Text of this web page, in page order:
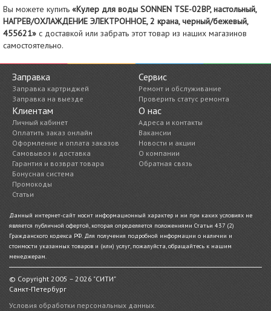
Вы можете купить «Кулер для воды SONNEN TSE-02BP, настольный,
НАГРЕВ/ОХЛАЖДЕНИЕ ЭЛЕКТРОННОЕ, 2 крана, черный/бежевый,
455621» с доставкой или забрать этот товар из наших магазинов
самостоятельно.
Заправка
Заправка картриджей
Заправка на выезде
Сервис
Ремонт и обслуживание
Проверить статус ремонта
Клиентам
Личный кабинет
Оплатить заказ онлайн
Оформление и оплата заказов
Самовывоз и доставка
Гарантия и возврат товара
Бонусная система
Промокоды
Статьи
О нас
Адреса и контакты
Вакансии
Новости и акции
О компании
Обратная связь
Данный интернет-сайт носит информационный характер и ни при каких условиях не
является публичной офертой, которая определяется положениями Статьи 437 (2)
Гражданского кодекса РФ. Для получения подробной информации о наличии и
стоимости указанных товаров и (или) услуг, пожалуйста, обращайтесь к нашим
менеджерам.
© Copyright 2005 – 2026 "СИТИ"
Санкт-Петербург
Условия обработки персональных данных.